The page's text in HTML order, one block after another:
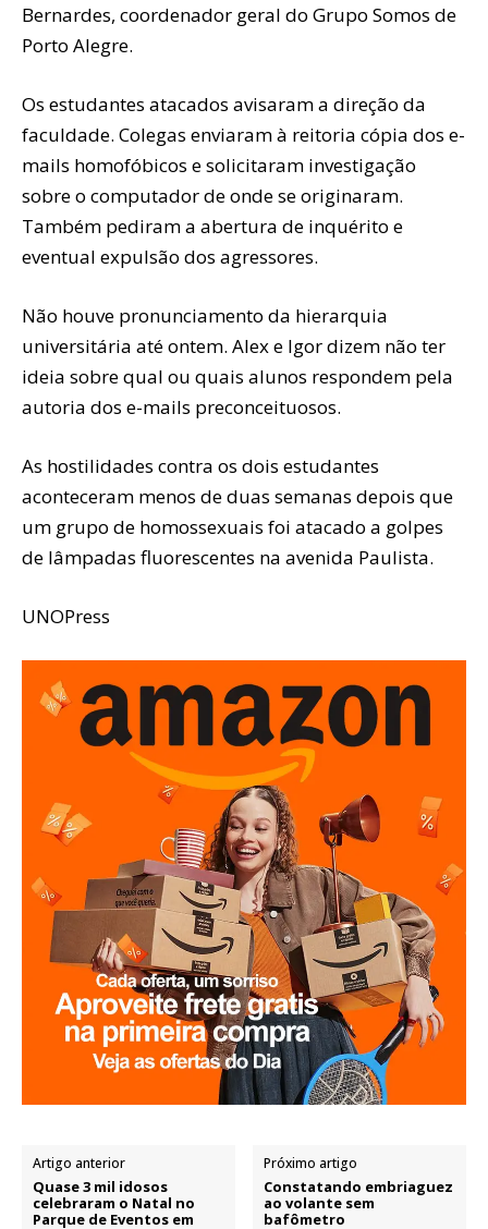
Bernardes, coordenador geral do Grupo Somos de
Porto Alegre.
Os estudantes atacados avisaram a direção da
faculdade. Colegas enviaram à reitoria cópia dos e-
mails homofóbicos e solicitaram investigação
sobre o computador de onde se originaram.
Também pediram a abertura de inquérito e
eventual expulsão dos agressores.
Não houve pronunciamento da hierarquia
universitária até ontem. Alex e Igor dizem não ter
ideia sobre qual ou quais alunos respondem pela
autoria dos e-mails preconceituosos.
As hostilidades contra os dois estudantes
aconteceram menos de duas semanas depois que
um grupo de homossexuais foi atacado a golpes
de lâmpadas fluorescentes na avenida Paulista.
UNOPress
Artigo anterior
Quase 3 mil idosos
celebraram o Natal no
Parque de Eventos em
Próximo artigo
Constatando embriaguez
ao volante sem
bafômetro